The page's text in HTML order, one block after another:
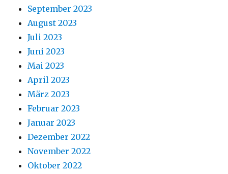
September 2023
August 2023
Juli 2023
Juni 2023
Mai 2023
April 2023
März 2023
Februar 2023
Januar 2023
Dezember 2022
November 2022
Oktober 2022